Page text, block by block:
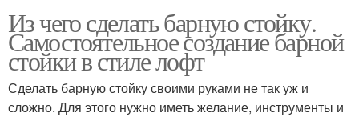
Из чего сделать барную стойку.
Самостоятельное создание барной
стойки в стиле лофт
Сделать барную стойку своими руками не так уж и
сложно. Для этого нужно иметь желание, инструменты и